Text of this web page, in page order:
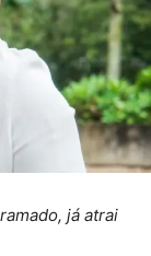
já atrai